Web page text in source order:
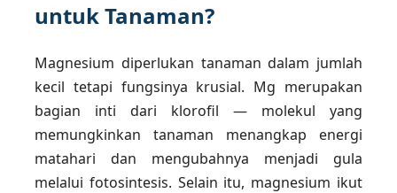
untuk Tanaman?
Magnesium diperlukan tanaman dalam jumlah
kecil tetapi fungsinya krusial. Mg merupakan
bagian inti dari klorofil — molekul yang
memungkinkan tanaman menangkap energi
matahari dan mengubahnya menjadi gula
melalui fotosintesis. Selain itu, magnesium ikut